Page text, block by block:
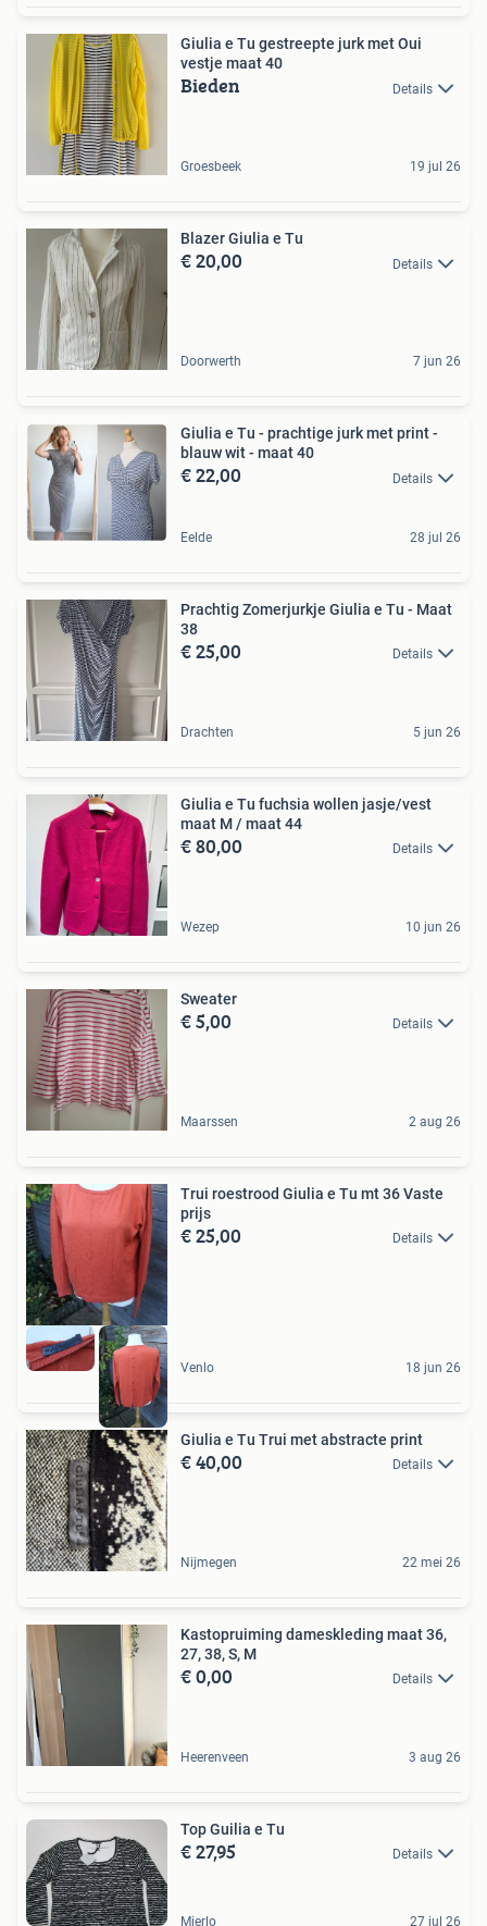
Giulia e Tu gestreepte jurk met Oui
vestje maat 40
Bieden Details
Groesbeek 19 jul 26
Blazer Giulia e Tu
€ 20,00 Details
Doorwerth 7 jun 26
Giulia e Tu - prachtige jurk met print -
blauw wit - maat 40
€ 22,00 Details
Eelde 28 jul 26
Prachtig Zomerjurkje Giulia e Tu - Maat
38
€ 25,00 Details
Drachten 5 jun 26
Giulia e Tu fuchsia wollen jasje/vest
maat M / maat 44
€ 80,00 Details
Wezep 10 jun 26
Sweater
€ 5,00 Details
Maarssen 2 aug 26
Trui roestrood Giulia e Tu mt 36 Vaste
prijs
€ 25,00 Details
Venlo 18 jun 26
Giulia e Tu Trui met abstracte print
€ 40,00 Details
Nijmegen 22 mei 26
Kastopruiming dameskleding maat 36,
27, 38, S, M
€ 0,00 Details
Heerenveen 3 aug 26
Top Guilia e Tu
€ 27,95 Details
Mierlo 27 jul 26